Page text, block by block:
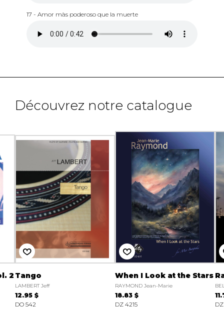
17 - Amor màs poderoso que la muerte
Découvrez notre catalogue
2 Tango
LAMBERT Jeff
12.95 $
DO 542
When I Look at the Stars
RAYMOND Jean-Marie
18.83 $
DZ 4215